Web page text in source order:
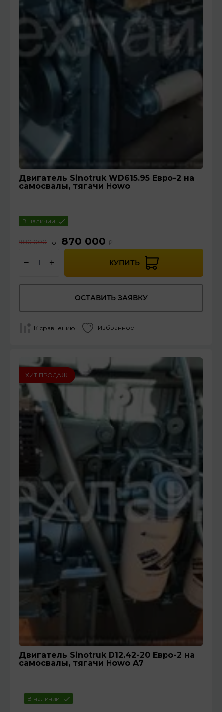
Двигатель Sinotruk WD615.95 Евро-2 на
самосвалы, тягачи Howo
В наличии
980 000 от 870 000 ₽
− + КУПИТЬ
ОСТАВИТЬ ЗАЯВКУ
К сравнению Избранное
ХИТ ПРОДАЖ
Двигатель Sinotruk D12.42-20 Евро-2 на
самосвалы, тягачи Howo A7
В наличии